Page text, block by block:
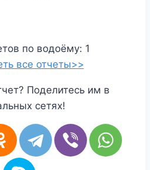
по водоёму: 1
все отчеты>>
Поделитесь им в
сетях!